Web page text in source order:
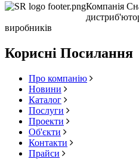
Компанія
виробників
Корисні Посилання
Про компанію
Новини
Каталог
Послуги
Проекти
Об'єкти
Контакти
Прайси